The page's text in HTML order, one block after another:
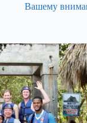
Вашему